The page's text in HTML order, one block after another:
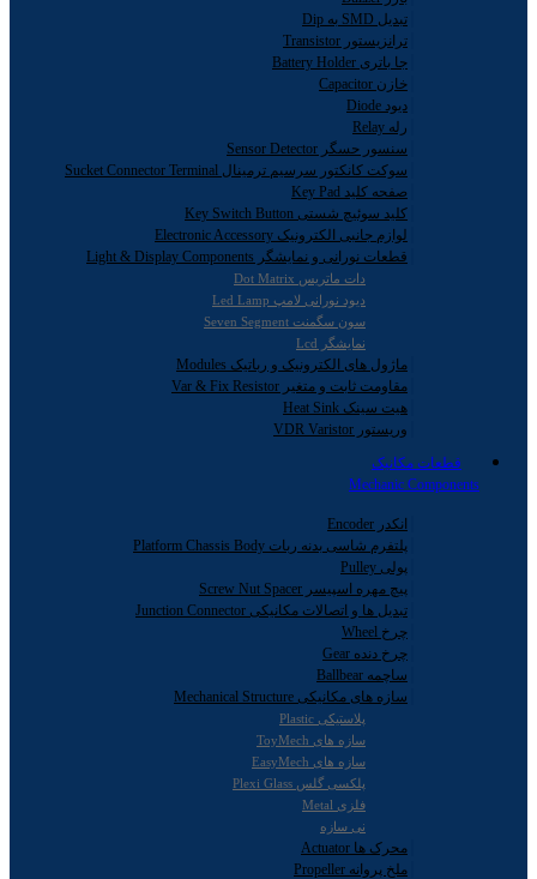
تبدیل SMD به Dip
ترانزیستور Transistor
جا باتری Battery Holder
خازن Capacitor
دیود Diode
رله Relay
سنسور حسگر Sensor Detector
سوکت کانکتور سرسیم ترمینال Sucket Connector Terminal
صفحه کلید Key Pad
کلید سوئیچ شستی Key Switch Button
لوازم جانبی الکترونیک Electronic Accessory
قطعات نورانی و نمایشگر Light & Display Components
دات ماتریس Dot Matrix
دیود نورانی لامپ Led Lamp
سون سگمنت Seven Segment
نمایشگر Lcd
ماژول های الکترونیک و رباتیک Modules
مقاومت ثابت و متغیر Var & Fix Resistor
هیت سینک Heat Sink
وریستور VDR Varistor
قطعات مکانیک
Mechanic Components
انکدر Encoder
پلتفرم شاسی بدنه ربات Platform Chassis Body
پولی Pulley
پیچ مهره اسپیسر Screw Nut Spacer
تبدیل ها و اتصالات مکانیکی Junction Connector
چرخ Wheel
چرخ دنده Gear
ساچمه Ballbear
سازه های مکانیکی Mechanical Structure
پلاستیکی Plastic
سازه های ToyMech
سازه های EasyMech
پلکسی گلس Plexi Glass
فلزی Metal
نی سازه
محرک ها Actuator
ملخ پروانه Propeller